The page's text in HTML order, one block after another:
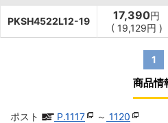
PKSH4522L12-19 17,390円
( 19,129円 )
1
商品情
ポスト P.1117 ～ 1120